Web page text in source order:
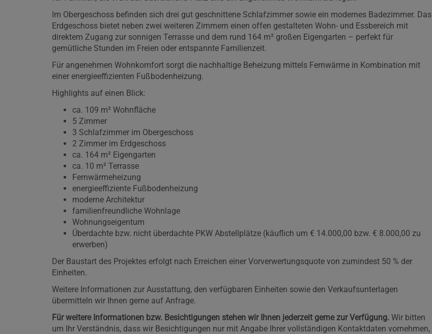
Im Obergeschoss befinden sich drei gut geschnittene Schlafzimmer sowie ein modernes Badezimmer. Das
Erdgeschoss bietet neben zwei weiteren Zimmern einen offen gestalteten Wohn- und Essbereich mit
direktem Zugang zur sonnigen Terrasse und dem rund 164 m² großen Eigengarten – perfekt für
gemütliche Stunden im Freien oder entspannte Familienzeit.
Für angenehmen Wohnkomfort sorgt die nachhaltige Beheizung mittels Fernwärme in Kombination mit
einer energieeffizienten Fußbodenheizung.
Highlights auf einen Blick:
ca. 109 m² Wohnfläche
5 Zimmer
3 Schlafzimmer im Obergeschoss
2 Zimmer im Erdgeschoss
ca. 164 m² Eigengarten
ca. 10 m² Terrasse
Fernwärmeheizung
energieeffiziente Fußbodenheizung
moderne Architektur
familienfreundliche Wohnlage
Wohnungseigentum
Überdachte bzw. nicht überdachte PKW Abstellplätze (käuflich um € 14.000,00 bzw. € 8.000,00 zu
erwerben)
Der Baustart des Projektes erfolgt nach Erreichen einer Vorverwertungsquote von zumindest 50 % der
Einheiten.
Weitere Informationen zur Ausstattung, den verfügbaren Einheiten sowie den Verkaufsunterlagen
übermitteln wir Ihnen gerne auf Anfrage.
Für weitere Informationen bzw. Besichtigungen stehen wir Ihnen jederzeit gerne zur Verfügung. Wir bitten
um Ihr Verständnis, dass wir Besichtigungen nur mit Angabe Ihrer vollständigen Kontaktdaten vornehmen,